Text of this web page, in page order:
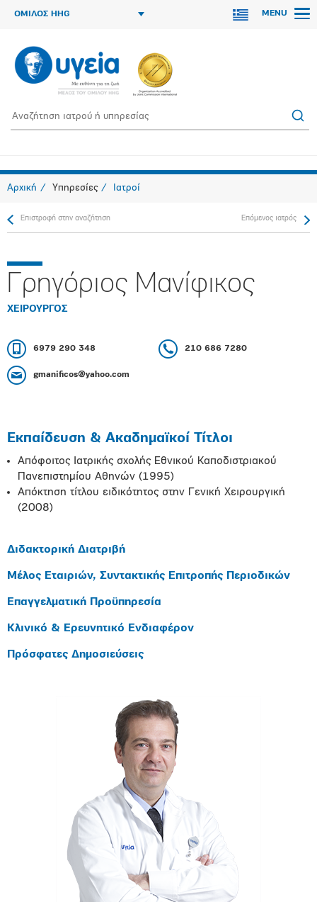
ΟΜΙΛΟΣ HHG MENU
Αρχική Υπηρεσίες Ιατροί
Επιστροφή στην αναζήτηση Επόμενος ιατρός
Γρηγόριος Μανίφικος
ΧΕΙΡΟΥΡΓΟΣ
6979 290 348 210 686 7280
gmanificos@yahoo.com
Εκπαίδευση & Ακαδημαϊκοί Τίτλοι
Απόφοιτος Ιατρικής σχολής Εθνικού Καποδιστριακού
Πανεπιστημίου Αθηνών (1995)
Απόκτηση τίτλου ειδικότητος στην Γενική Χειρουργική
(2008)
Διδακτορική Διατριβή
Μέλος Εταιριών, Συντακτικής Επιτροπής Περιοδικών
Επαγγελματική Προϋπηρεσία
Κλινικό & Ερευνητικό Ενδιαφέρον
Πρόσφατες Δημοσιεύσεις